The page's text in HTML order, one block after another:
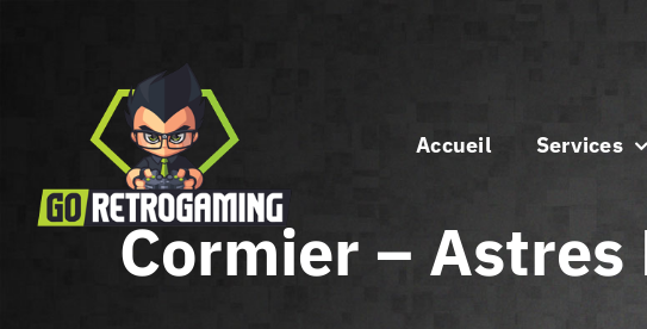
Accueil
Services
Cormier – Astres